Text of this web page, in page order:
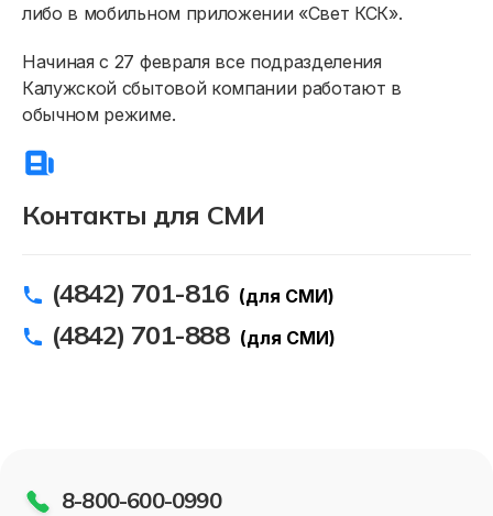
Контакты для СМИ
(4842) 701-816 (для СМИ)
(4842) 701-888 (для СМИ)
либо в мобильном приложении «Свет КСК».
Начиная с 27 февраля все подразделения
Калужской сбытовой компании работают в
обычном режиме.
8-800-600-0990
Физическим лицам
Договор энергоснабжения
Расчёты и оплата
Приборы учёта и показания
Должникам
Полезное